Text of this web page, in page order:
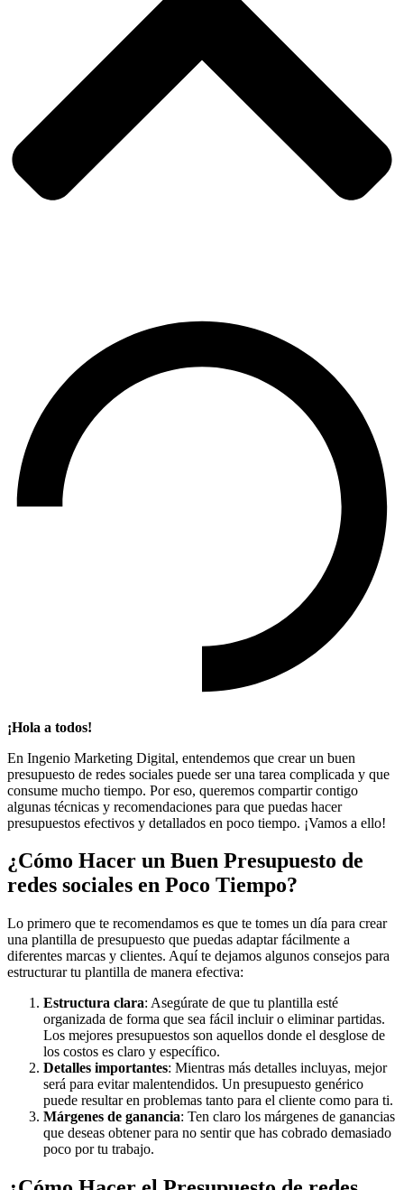
¡Hola a todos!
En Ingenio Marketing Digital, entendemos que crear un buen
presupuesto de redes sociales puede ser una tarea complicada y que
consume mucho tiempo. Por eso, queremos compartir contigo
algunas técnicas y recomendaciones para que puedas hacer
presupuestos efectivos y detallados en poco tiempo. ¡Vamos a ello!
¿Cómo Hacer un Buen Presupuesto de
redes sociales en Poco Tiempo?
Lo primero que te recomendamos es que te tomes un día para crear
una plantilla de presupuesto que puedas adaptar fácilmente a
diferentes marcas y clientes. Aquí te dejamos algunos consejos para
estructurar tu plantilla de manera efectiva:
Estructura clara: Asegúrate de que tu plantilla esté
organizada de forma que sea fácil incluir o eliminar partidas.
Los mejores presupuestos son aquellos donde el desglose de
los costos es claro y específico.
Detalles importantes: Mientras más detalles incluyas, mejor
será para evitar malentendidos. Un presupuesto genérico
puede resultar en problemas tanto para el cliente como para ti.
Márgenes de ganancia: Ten claro los márgenes de ganancias
que deseas obtener para no sentir que has cobrado demasiado
poco por tu trabajo.